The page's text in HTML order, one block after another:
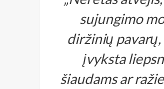
sujungimo
diržinių
įvyksta
šiaudams ar